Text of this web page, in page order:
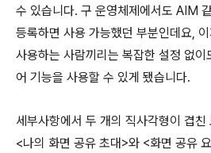
수 있습니다. 구 운영체제에서도 AIM
등록하면 사용 가능했던 부분인데요,
사용하는 사람끼리는 복잡한 설정 없이
어 기능을 사용할 수 있게 됐습니다.
세부사항에서 두 개의 직사각형이 겹친
<나의 화면 공유 초대>와 <화면 공유